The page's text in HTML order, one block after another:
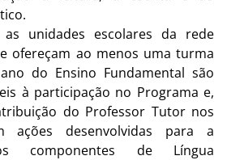
unidades escolares da rede
ofereçam ao menos uma turma
do Ensino Fundamental são
à participação no Programa e,
do Professor Tutor nos
ações desenvolvidas para a
componentes de Língua